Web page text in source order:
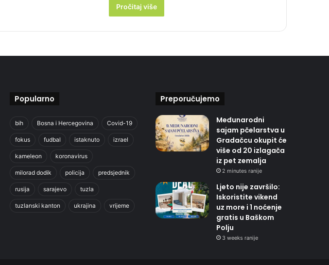
Pročitaj više
Popularno
bih Bosna i Hercegovina Covid-19
fokus fudbal istaknuto izrael
kameleon koronavirus
milorad dodik policija predsjednik
rusija sarajevo tuzla
tuzlanski kanton ukrajina vrijeme
Preporučujemo
Međunarodni
sajam pčelarstva u
Gradačcu okupit će
više od 20 izlagača
iz pet zemalja
2 minutes ranije
Ljeto nije završilo:
Iskoristite vikend
uz more i 1 noćenje
gratis u Baškom
Polju
3 weeks ranije